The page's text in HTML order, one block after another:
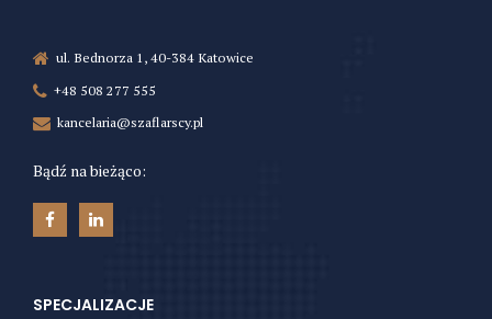
ul. Bednorza 1, 40-384 Katowice
+48 508 277 555
kancelaria@szaflarscy.pl
Bądź na bieżąco:
SPECJALIZACJE